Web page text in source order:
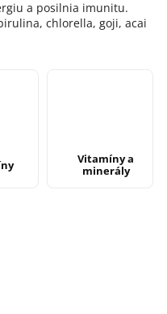
a posilnia imunitu.
chlorella, goji, acai
Vitamíny a
minerály